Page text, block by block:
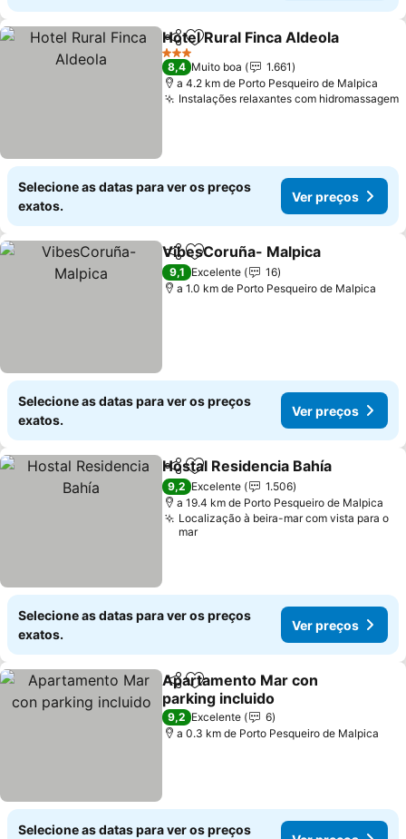
PartilharAdicionar aos favoritos
Hotel Rural Finca Aldeola
3 Estrelas
8,4 Muito boa
1.661
a 4.2 km de Porto Pesqueiro de Malpica
Instalações relaxantes com hidromassagem
Selecione as datas para ver os preços
exatos.
Ver preços
PartilharAdicionar aos favoritos
VibesCoruña- Malpica
9,1 Excelente
16
a 1.0 km de Porto Pesqueiro de Malpica
Selecione as datas para ver os preços
exatos.
Ver preços
PartilharAdicionar aos favoritos
Hostal Residencia Bahía
9,2 Excelente
1.506
a 19.4 km de Porto Pesqueiro de Malpica
Localização à beira-mar com vista para o
mar
Selecione as datas para ver os preços
exatos.
Ver preços
PartilharAdicionar aos favoritos
Apartamento Mar con
parking incluido
Ver preços
9,2 Excelente
6
a 0.3 km de Porto Pesqueiro de Malpica
Selecione as datas para ver os preços